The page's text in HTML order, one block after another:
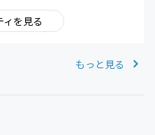
ィを見る
もっと見る